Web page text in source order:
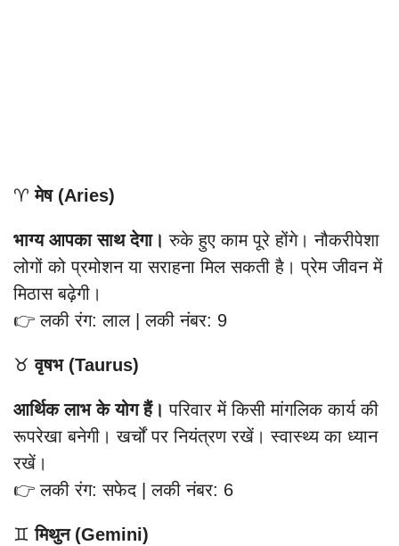
♈मेष (Aries)
भाग्य आपका साथ देगा। रुके हुए काम पूरे होंगे। नौकरीपेशा
लोगों को प्रमोशन या सराहना मिल सकती है। प्रेम जीवन में
मिठास बढ़ेगी।
👉 लकी रंग: लाल | लकी नंबर: 9
♉वृषभ (Taurus)
आर्थिक लाभ के योग हैं। परिवार में किसी मांगलिक कार्य की
रूपरेखा बनेगी। खर्चों पर नियंत्रण रखें। स्वास्थ्य का ध्यान
रखें।
👉 लकी रंग: सफेद | लकी नंबर: 6
♊मिथुन (Gemini)